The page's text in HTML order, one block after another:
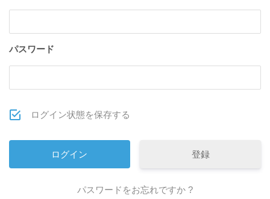
パスワード
ログイン状態を保存する
登録
パスワードをお忘れですか ?